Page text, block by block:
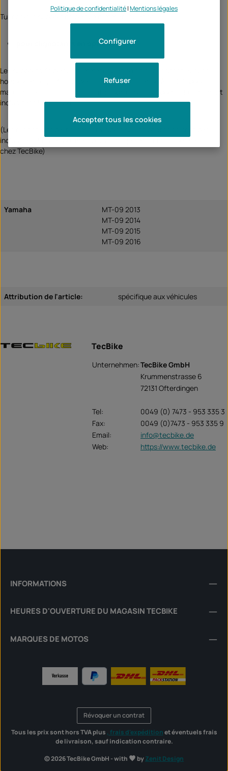
Tu reçois le support de plaque d'immatriculation
pour clignotants en option
Les supports de plaque d'immatriculation ne nécessitent aucune
homologation ; le feu de plaque d'immatriculation à LED dispose du
marquage « E » requis et un catadioptre avec support est également
inclus dans la livraison.
(Les clignotants partiellement visibles sur les photos ne sont pas
inclus dans la livraison, mais peuvent également être commandés
chez TecBike)
Yamaha
MT-09 2013
MT-09 2014
MT-09 2015
MT-09 2016
Attribution de l'article: spécifique aux véhicules
TecBike
Unternehmen:TecBike GmbH
Krummenstrasse 6
72131 Ofterdingen
Tel:
0049 (0) 7473 - 953 335 3
Fax:
0049 (0)7473 - 953 335 9
Email:
info@tecbike.de
Web:
https://www.tecbike.de
INFORMATIONS
HEURES D'OUVERTURE DU MAGASIN TECBIKE
MARQUES DE MOTOS
Révoquer un contrat
© 2026 TecBike GmbH - with byZenit Design
Tous les prix sont hors TVA plus , frais d'expéditionet éventuels frais
de livraison, sauf indication contraire.
Politique de confidentialité|Mentions légales
Refuser
Configurer
Accepter tous les cookies